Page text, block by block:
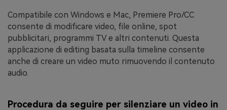
Compatibile con Windows e Mac, Premiere Pro/CC
consente di modificare video, file online, spot
pubblicitari, programmi TV e altri contenuti. Questa
applicazione di editing basata sulla timeline consente
anche di creare un video muto rimuovendo il contenuto
audio.
Procedura da seguire per silenziare un video in